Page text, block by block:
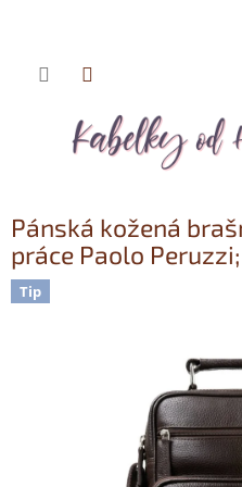
Přejít
Pánská kožená
práce Paolo
Tip